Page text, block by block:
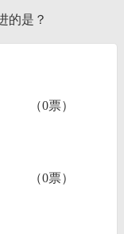
的是？
（0票）
（0票）